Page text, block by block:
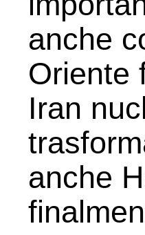
anche
Oriente
Iran
anche